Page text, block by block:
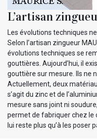
L’artisan
Les évolutions techniques
Selon l’artisan zingueur
évolutions techniques se
gouttières. Aujourd’hui, il
gouttière sur mesure. Ils ne
Actuellement, deux
s’agit du zinc et de
mesure sans joint ni
permet de fabriquer chez le
lui reste plus qu’à les poser